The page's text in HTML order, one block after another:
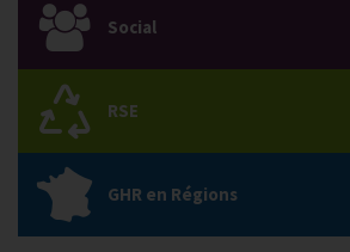
Social
RSE
GHR en Régions